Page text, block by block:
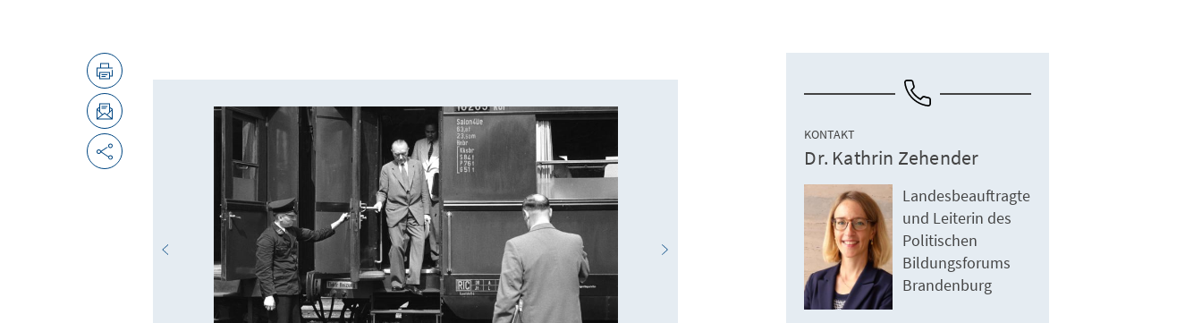
KONTAKT
Dr. Kathrin Zehender
Landesbeauftragte
und Leiterin des
Politischen
Bildungsforums
Brandenburg